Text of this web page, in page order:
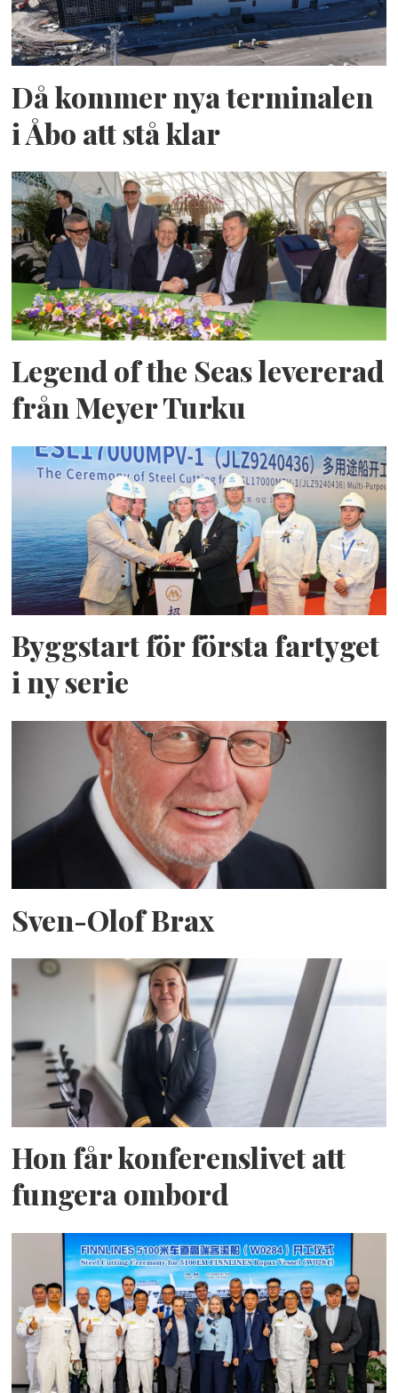
Då kommer nya terminalen
i Åbo att stå klar
Legend of the Seas levererad
från Meyer Turku
Byggstart för första fartyget
i ny serie
Sven-Olof Brax
Hon får konferenslivet att
fungera ombord